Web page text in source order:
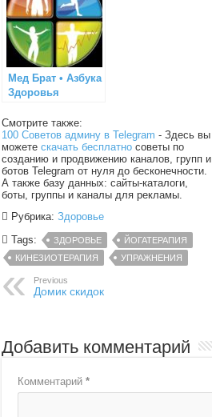
Мед Брат • Азбука
Здоровья
Смотрите также:
100 Советов админу в Telegram - Здесь вы
можетескачать бесплатно советы по
созданию и продвижению каналов, групп и
ботов Telegram от нуля до бесконечности.
А также базу данных: сайты-каталоги,
боты, группы и каналы для рекламы.
Рубрика:Здоровье
Tags:
ЗДОРОВЬЕ
ЙОГАТЕРАПИЯ
КИНЕЗИОТЕРАПИЯ
УПРАЖНЕНИЯ
Previous
Домик скидок
Добавить комментарий
Комментарий*